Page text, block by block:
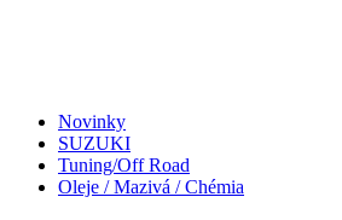
Novinky
SUZUKI
Tuning/Off Road
Oleje / Mazivá / Chémia